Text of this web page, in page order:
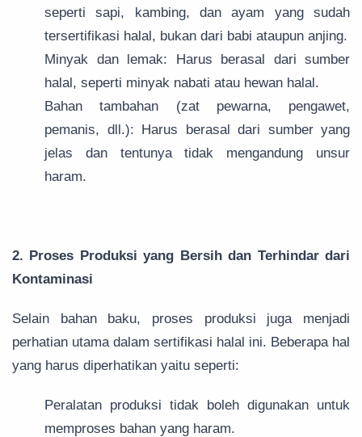
seperti sapi, kambing, dan ayam yang sudah
tersertifikasi halal, bukan dari babi ataupun anjing.
Minyak dan lemak: Harus berasal dari sumber
halal, seperti minyak nabati atau hewan halal.
Bahan tambahan (zat pewarna, pengawet,
pemanis, dll.): Harus berasal dari sumber yang
jelas dan tentunya tidak mengandung unsur
haram.
2. Proses Produksi yang Bersih dan Terhindar dari
Kontaminasi
Selain bahan baku, proses produksi juga menjadi
perhatian utama dalam sertifikasi halal ini. Beberapa hal
yang harus diperhatikan yaitu seperti:
Peralatan produksi tidak boleh digunakan untuk
memproses bahan yang haram.